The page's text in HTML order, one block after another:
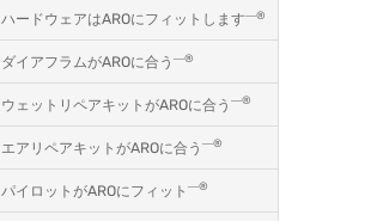
ハードウェアはAROにフィットします―®
ダイアフラムがAROに合う ―®
ウェットリペアキットがAROに合う ―®
エアリペアキットがAROに合う ―®
パイロットがAROにフィット ―®